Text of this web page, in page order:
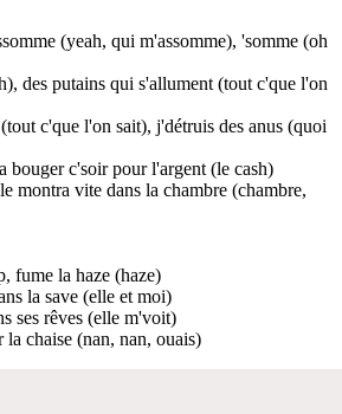
(yeah, qui m'assomme), 'somme (oh
des putains qui s'allument (tout c'que l'on
c'que l'on sait), j'détruis des anus (quoi
bouger c'soir pour l'argent (le cash)
montra vite dans la chambre (chambre,
fume la haze (haze)
la save (elle et moi)
ses rêves (elle m'voit)
la chaise (nan, nan, ouais)